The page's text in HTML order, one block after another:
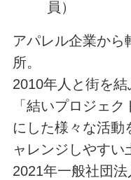
員）
アパレル企業から
所。
2010年人と街を
「結いプロジェ
にした様々な活動
ャレンジしやすい
2021年一般社団